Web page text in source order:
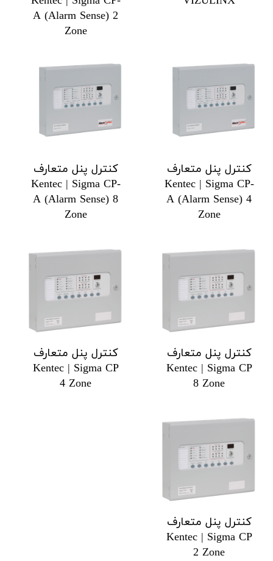
A (Alarm Sense) 2
Zone
کنترل پنل متعارف
Kentec | Sigma CP-
A (Alarm Sense) 4
Zone
کنترل پنل متعارف
Kentec | Sigma CP-
A (Alarm Sense) 8
Zone
کنترل پنل متعارف
Kentec | Sigma CP
8 Zone
کنترل پنل متعارف
Kentec | Sigma CP
4 Zone
کنترل پنل متعارف
Kentec | Sigma CP
2 Zone